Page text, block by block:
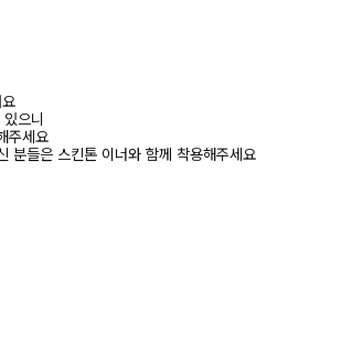
으니
주세요
분들은 스킨톤 이너와 함께 착용해주세요